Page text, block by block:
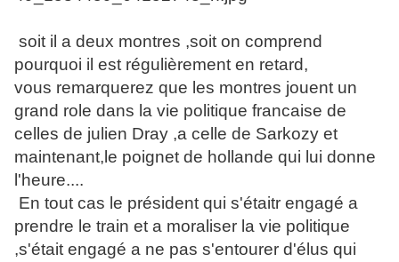
soit il a deux montres ,soit on comprend
pourquoi il est régulièrement en retard,
vous remarquerez que les montres jouent un
grand role dans la vie politique francaise de
celles de julien Dray ,a celle de Sarkozy et
maintenant,le poignet de hollande qui lui donne
l'heure....
En tout cas le président qui s'étaitr engagé a
prendre le train et a moraliser la vie politique
,s'était engagé a ne pas s'entourer d'élus qui